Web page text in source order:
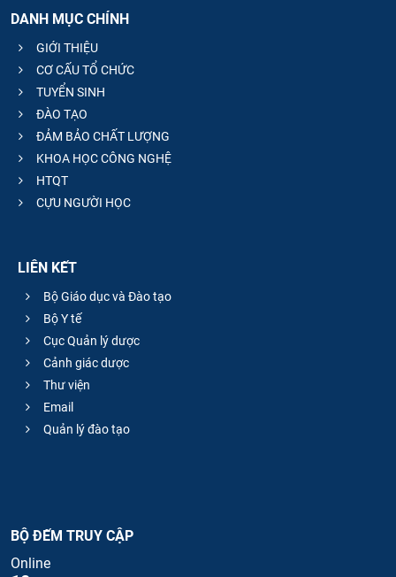
DANH MỤC CHÍNH
GIỚI THIỆU
CƠ CẤU TỔ CHỨC
TUYỂN SINH
ĐÀO TẠO
ĐẢM BẢO CHẤT LƯỢNG
KHOA HỌC CÔNG NGHỆ
HTQT
CỰU NGƯỜI HỌC
LIÊN KẾT
Bộ Giáo dục và Đào tạo
Bộ Y tế
Cục Quản lý dược
Cảnh giác dược
Thư viện
Email
Quản lý đào tạo
BỘ ĐẾM TRUY CẬP
Online